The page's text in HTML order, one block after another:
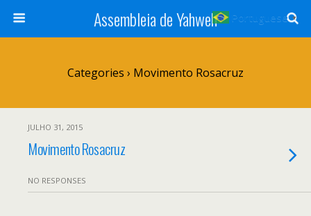
Assembleia de Yahweh
Categories › Movimento Rosacruz
JULHO 31, 2015
Movimento Rosacruz
NO RESPONSES
Portuguese ▼